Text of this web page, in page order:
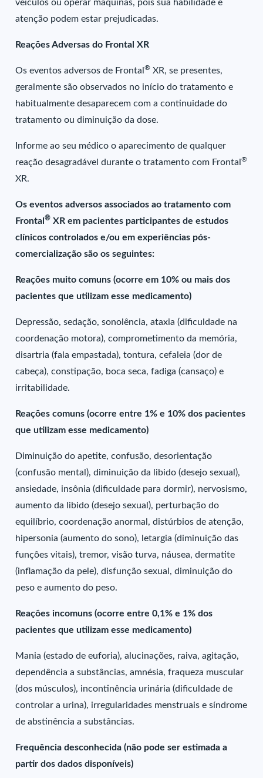
veículos ou operar máquinas, pois sua habilidade e
atenção podem estar prejudicadas.
Reações Adversas do Frontal XR
Os eventos adversos de Frontal® XR, se presentes,
geralmente são observados no início do tratamento e
habitualmente desaparecem com a continuidade do
tratamento ou diminuição da dose.
Informe ao seu médico o aparecimento de qualquer
reação desagradável durante o tratamento com Frontal®
XR.
Os eventos adversos associados ao tratamento com
Frontal® XR em pacientes participantes de estudos
clínicos controlados e/ou em experiências pós-
comercialização são os seguintes:
Reações muito comuns (ocorre em 10% ou mais dos
pacientes que utilizam esse medicamento)
Depressão, sedação, sonolência, ataxia (dificuldade na
coordenação motora), comprometimento da memória,
disartria (fala empastada), tontura, cefaleia (dor de
cabeça), constipação, boca seca, fadiga (cansaço) e
irritabilidade.
Reações comuns (ocorre entre 1% e 10% dos pacientes
que utilizam esse medicamento)
Diminuição do apetite, confusão, desorientação
(confusão mental), diminuição da libido (desejo sexual),
ansiedade, insônia (dificuldade para dormir), nervosismo,
aumento da libido (desejo sexual), perturbação do
equilíbrio, coordenação anormal, distúrbios de atenção,
hipersonia (aumento do sono), letargia (diminuição das
funções vitais), tremor, visão turva, náusea, dermatite
(inflamação da pele), disfunção sexual, diminuição do
peso e aumento do peso.
Reações incomuns (ocorre entre 0,1% e 1% dos
pacientes que utilizam esse medicamento)
Mania (estado de euforia), alucinações, raiva, agitação,
dependência a substâncias, amnésia, fraqueza muscular
(dos músculos), incontinência urinária (dificuldade de
controlar a urina), irregularidades menstruais e síndrome
de abstinência a substâncias.
Frequência desconhecida (não pode ser estimada a
partir dos dados disponíveis)